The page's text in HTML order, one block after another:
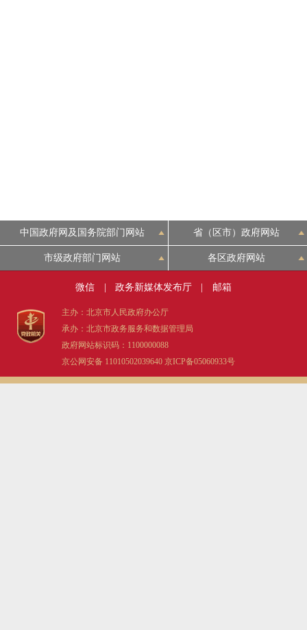
中国政府网及国务院部门网站 省（区市）政府网站
市级政府部门网站 各区政府网站
微信 政务新媒体发布厅 邮箱
主办：北京市人民政府办公厅
承办：北京市政务服务和数据管理局
政府网站标识码：1100000088
京公网安备 11010502039640 京ICP备05060933号